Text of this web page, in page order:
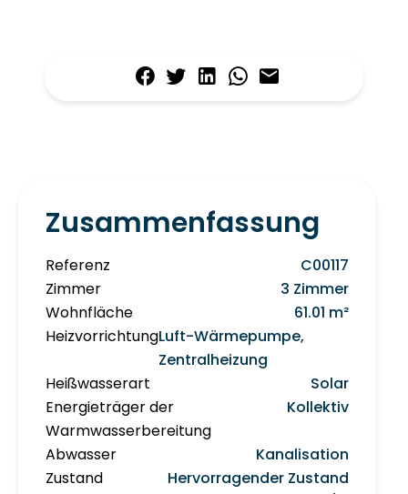
Zusammenfassung
Referenz
C00117
Zimmer
3 Zimmer
Wohnfläche
61.01 m²
HeizvorrichtungLuft-Wärmepumpe,
Zentralheizung
Heißwasserart
Solar
Energieträger der
Warmwasserbereitung
Kollektiv
Abwasser
Kanalisation
Zustand
Hervorragender Zustand